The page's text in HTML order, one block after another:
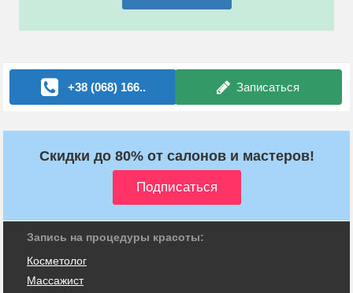
+38 (068) 166.. Записаться
Скидки до 80% от салонов и мастеров!
Запись на процедуры красоты:
Косметолог
Массажист